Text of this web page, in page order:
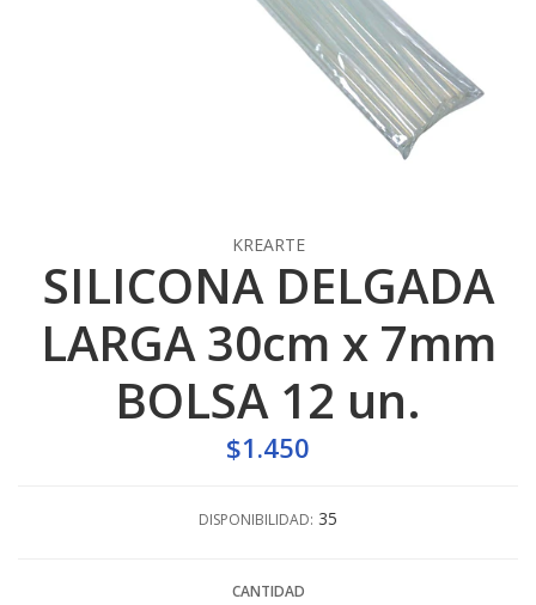
KREARTE
SILICONA DELGADA
LARGA 30cm x 7mm
BOLSA 12 un.
$1.450
DISPONIBILIDAD: 35
CANTIDAD